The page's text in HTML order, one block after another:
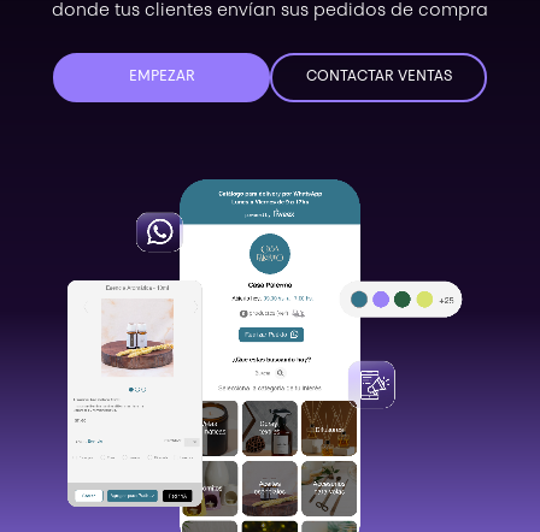
donde tus clientes envían sus pedidos de compra
EMPEZAR CONTACTAR VENTAS